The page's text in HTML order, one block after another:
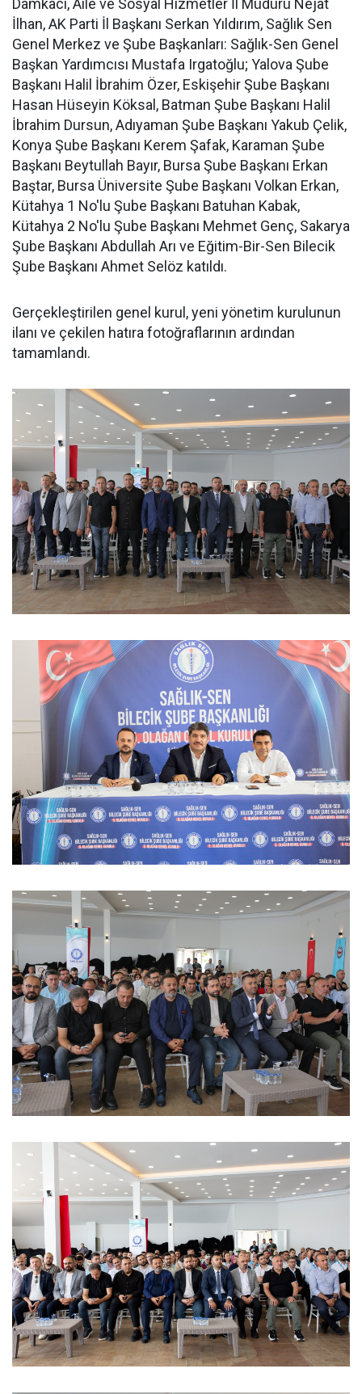
Damkacı, Aile ve Sosyal Hizmetler İl Müdürü Nejat
İlhan, AK Parti İl Başkanı Serkan Yıldırım, Sağlık Sen
Genel Merkez ve Şube Başkanları: Sağlık-Sen Genel
Başkan Yardımcısı Mustafa Irgatoğlu; Yalova Şube
Başkanı Halil İbrahim Özer, Eskişehir Şube Başkanı
Hasan Hüseyin Köksal, Batman Şube Başkanı Halil
İbrahim Dursun, Adıyaman Şube Başkanı Yakub Çelik,
Konya Şube Başkanı Kerem Şafak, Karaman Şube
Başkanı Beytullah Bayır, Bursa Şube Başkanı Erkan
Baştar, Bursa Üniversite Şube Başkanı Volkan Erkan,
Kütahya 1 No'lu Şube Başkanı Batuhan Kabak,
Kütahya 2 No'lu Şube Başkanı Mehmet Genç, Sakarya
Şube Başkanı Abdullah Arı ve Eğitim-Bir-Sen Bilecik
Şube Başkanı Ahmet Selöz katıldı.
Gerçekleştirilen genel kurul, yeni yönetim kurulunun
ilanı ve çekilen hatıra fotoğraflarının ardından
tamamlandı.